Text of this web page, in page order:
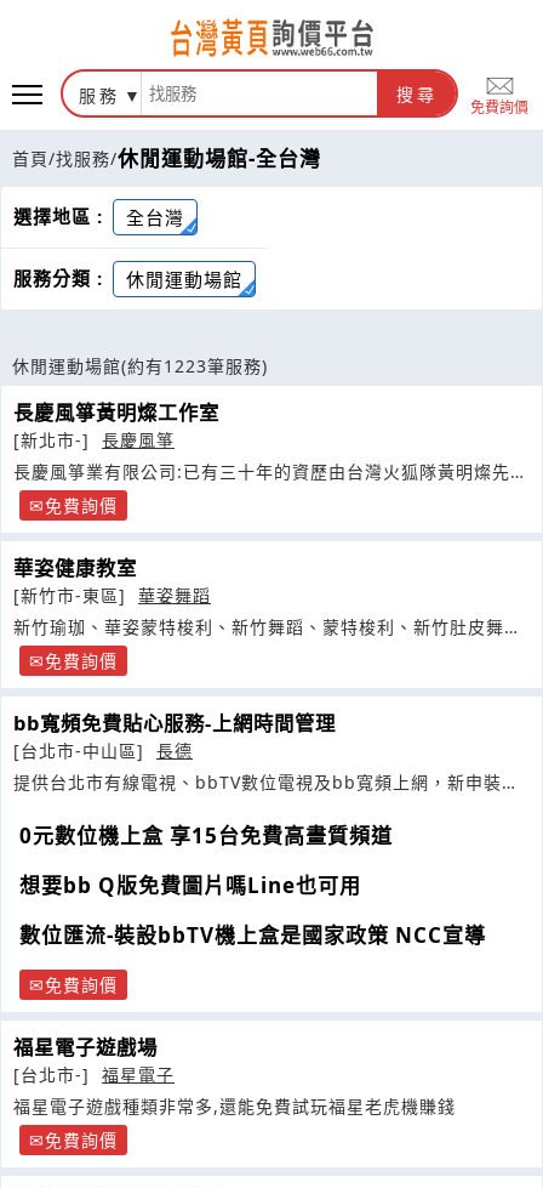
服務 搜尋
免費詢價
首頁/找服務/休閒運動場館-全台灣
選擇地區 : 全台灣
服務分類 : 休閒運動場館
休閒運動場館(約有1223筆服務)
長慶風箏黃明燦工作室
[新北市-]
長慶風箏
長慶風箏業有限公司:已有三十年的資歷由台灣火狐隊黃明燦先生
創辦免費詢價
華姿健康教室
[新竹市-東區]
華姿舞蹈
新竹瑜珈、華姿蒙特梭利、新竹舞蹈、蒙特梭利、新竹肚皮舞、
新竹社團
免費詢價
bb寬頻免費貼心服務-上網時間管理
[台北市-中山區]
長德
提供台北市有線電視、bbTV數位電視及bb寬頻上網，新申裝四
0元數位機上盒 享15台免費高畫質頻道
想要bb Q版免費圖片嗎Line也可用
數位匯流-裝設bbTV機上盒是國家政策 NCC宣導
免費詢價
福星電子遊戲場
[台北市-]
福星電子
福星電子遊戲種類非常多,還能免費試玩福星老虎機賺錢
免費詢價